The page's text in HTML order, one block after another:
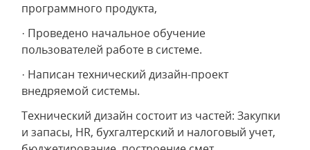
программного продукта,
· Проведено начальное обучение
пользователей работе в системе.
· Написан технический дизайн-проект
внедряемой системы.
Технический дизайн состоит из частей: Закупки
и запасы, HR, бухгалтерский и налоговый учет,